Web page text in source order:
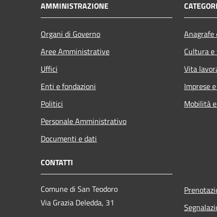
AMMINISTRAZIONE
Organi di Governo
Aree Amministrative
Uffici
Enti e fondazioni
Politici
Personale Amministrativo
Documenti e dati
Cultura
Vita
Imprese
Mobilità
CONTATTI
Comune di San Teodoro
Via Grazia Deledda, 31